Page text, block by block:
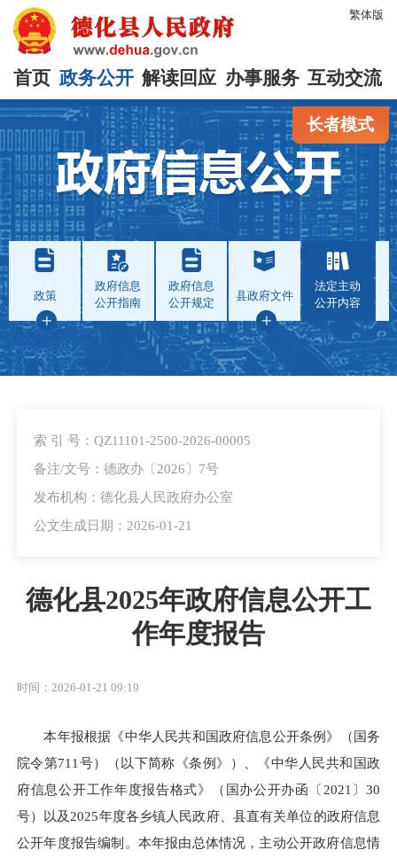
繁体版
首页 政务公开 解读回应 办事服务 互动交流
长者模式
政策
政府信息
公开指南
政府信息
公开规定
县政府文件
法定主动
公开内容
索 引 号：QZ11101-2500-2026-00005
备注/文号：德政办〔2026〕7号
发布机构：德化县人民政府办公室
公文生成日期：2026-01-21
德化县2025年政府信息公开工
作年度报告
时间：2026-01-21 09:19
本年报根据《中华人民共和国政府信息公开条例》（国务
院令第711号）（以下简称《条例》）、《中华人民共和国政
府信息公开工作年度报告格式》（国办公开办函〔2021〕30
号）以及2025年度各乡镇人民政府、县直有关单位的政府信息
公开年度报告编制。本年报由总体情况，主动公开政府信息情